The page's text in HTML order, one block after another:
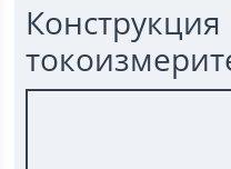
Конструкция